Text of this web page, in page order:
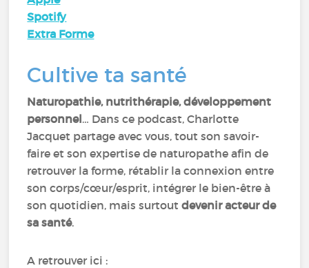
Spotify
Extra Forme
Cultive ta santé
Naturopathie, nutrithérapie, développement
personnel… Dans ce podcast, Charlotte
Jacquet partage avec vous, tout son savoir-
faire et son expertise de naturopathe afin de
retrouver la forme, rétablir la connexion entre
son corps/cœur/esprit, intégrer le bien-être à
son quotidien, mais surtoutdevenir acteur de
sa santé.
A retrouver ici :